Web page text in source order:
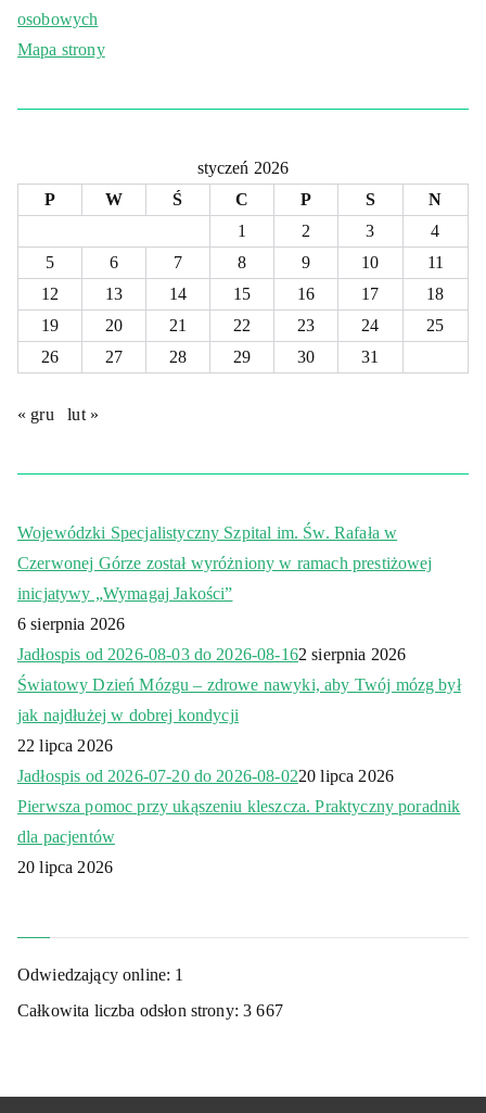
osobowych
Mapa strony
styczeń 2026
P
W Ś C P S
N
1
2 3
4
5
6 7 8 9 10
11
12
13 14 15 16 17
18
19
20 21 22 23 24
25
26
27 28 29 30 31
« gru lut »
Wojewódzki Specjalistyczny Szpital im. Św. Rafała w
Czerwonej Górze został wyróżniony w ramach prestiżowej
inicjatywy „Wymagaj Jakości”
6 sierpnia 2026
Jadłospis od 2026-08-03 do 2026-08-162 sierpnia 2026
Światowy Dzień Mózgu – zdrowe nawyki, aby Twój mózg był
jak najdłużej w dobrej kondycji
22 lipca 2026
Jadłospis od 2026-07-20 do 2026-08-0220 lipca 2026
Pierwsza pomoc przy ukąszeniu kleszcza. Praktyczny poradnik
dla pacjentów
20 lipca 2026
Odwiedzający online: 1
Całkowita liczba odsłon strony:3 667